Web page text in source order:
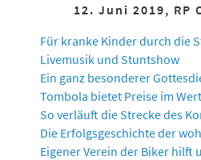
12. Juni 2019, RP
Für kranke Kinder durch die
Livemusik und Stuntshow
Ein ganz besonderer
Tombola bietet Preise im
So verläuft die Strecke des
Die Erfolgsgeschichte der
Eigener Verein der Biker hilft